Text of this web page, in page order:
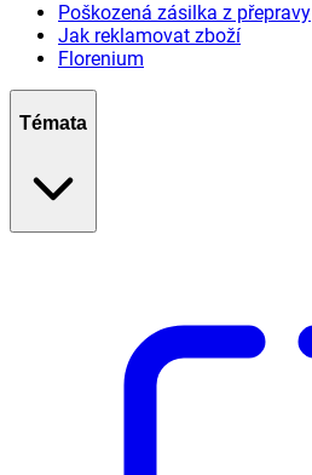
Poškozená zásilka z přepravy
Jak reklamovat zboží
Florenium
Témata